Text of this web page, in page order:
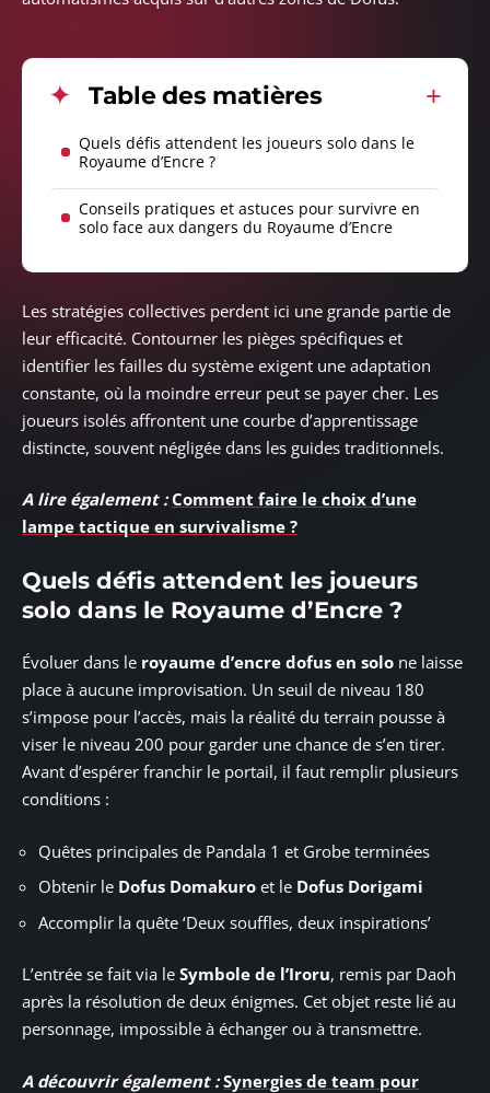
Table des matières
Quels défis attendent les joueurs solo dans le
Royaume d’Encre ?
Conseils pratiques et astuces pour survivre en
solo face aux dangers du Royaume d’Encre
Les stratégies collectives perdent ici une grande partie de
leur efficacité. Contourner les pièges spécifiques et
identifier les failles du système exigent une adaptation
constante, où la moindre erreur peut se payer cher. Les
joueurs isolés affrontent une courbe d’apprentissage
distincte, souvent négligée dans les guides traditionnels.
A lire également : Comment faire le choix d’une
lampe tactique en survivalisme ?
Quels défis attendent les joueurs
solo dans le Royaume d’Encre ?
Évoluer dans le royaume d’encre dofus en solo ne laisse
place à aucune improvisation. Un seuil de niveau 180
s’impose pour l’accès, mais la réalité du terrain pousse à
viser le niveau 200 pour garder une chance de s’en tirer.
Avant d’espérer franchir le portail, il faut remplir plusieurs
conditions :
Quêtes principales de Pandala 1 et Grobe terminées
Obtenir le Dofus Domakuro et le Dofus Dorigami
Accomplir la quête ‘Deux souffles, deux inspirations’
L’entrée se fait via le Symbole de l’Iroru, remis par Daoh
après la résolution de deux énigmes. Cet objet reste lié au
personnage, impossible à échanger ou à transmettre.
A découvrir également : Synergies de team pour